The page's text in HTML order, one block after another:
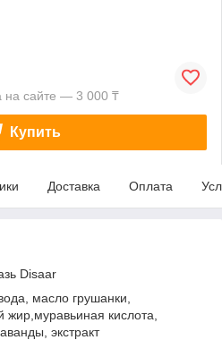
на сайте — 3 000 ₸
Купить
Доставка Оплата
Disaar
масло грушанки,
жир,муравьиная кислота,
экстракт